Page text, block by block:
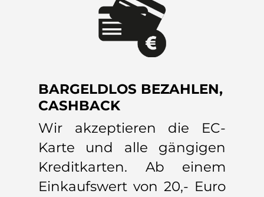
BARGELDLOS BEZAHLEN,
CASHBACK
Wir akzeptieren die EC-
Karte und alle gängigen
Kreditkarten. Ab einem
Einkaufswert von 20,- Euro